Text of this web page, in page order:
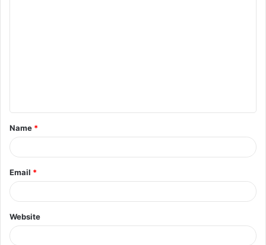
t
*
Name *
Email *
Website